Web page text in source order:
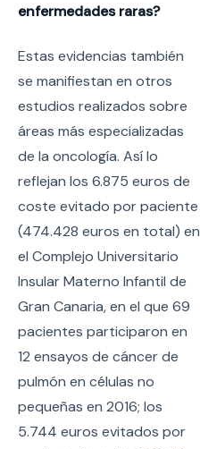
enfermedades raras?
Estas evidencias también
se manifiestan en otros
estudios realizados sobre
áreas más especializadas
de la oncología. Así lo
reflejan los 6.875 euros de
coste evitado por paciente
(474.428 euros en total) en
el Complejo Universitario
Insular Materno Infantil de
Gran Canaria, en el que 69
pacientes participaron en
12 ensayos de cáncer de
pulmón en células no
pequeñas en 2016; los
5.744 euros evitados por